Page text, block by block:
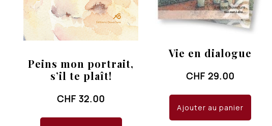
Peins mon portrait,
s’il te plaît!
CHF 32.00
Vie en dialogue
CHF 29.00
Ajouter au panier